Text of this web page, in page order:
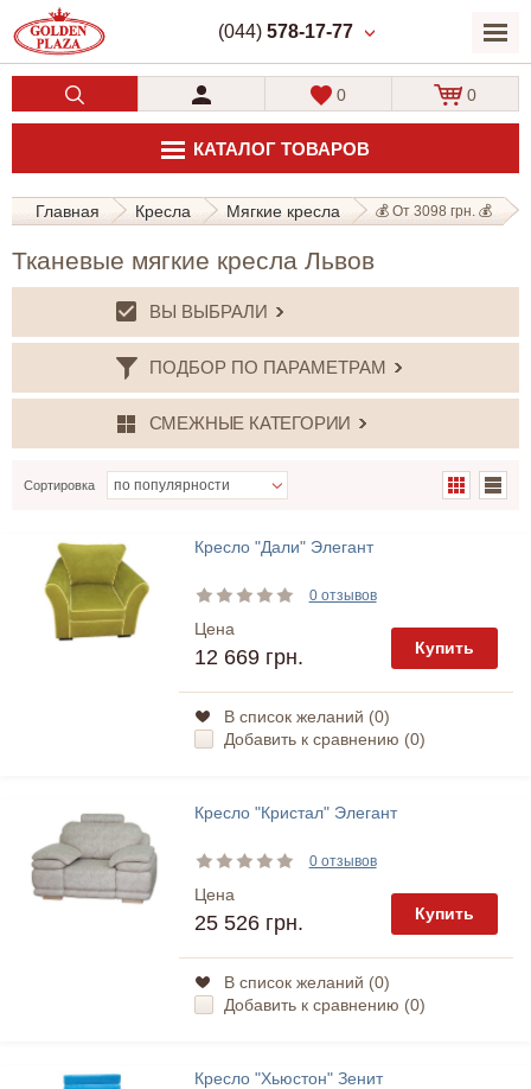
(044) 578-17-77
КАТАЛОГ ТОВАРОВ
0 0
Главная Кресла Мягкие кресла 💰 От 3098 грн. 💰
Тканевые мягкие кресла Львов
ВЫ ВЫБРАЛИ
ПОДБОР ПО ПАРАМЕТРАМ
СМЕЖНЫЕ КАТЕГОРИИ
Сортировка
Кресло "Дали" Элегант
0 отзывов
Цена
12 669 грн. Купить
В список желаний (0)
Добавить к сравнению (0)
Кресло "Кристал" Элегант
0 отзывов
Цена
25 526 грн. Купить
В список желаний (0)
Добавить к сравнению (0)
Кресло "Хьюстон" Зенит